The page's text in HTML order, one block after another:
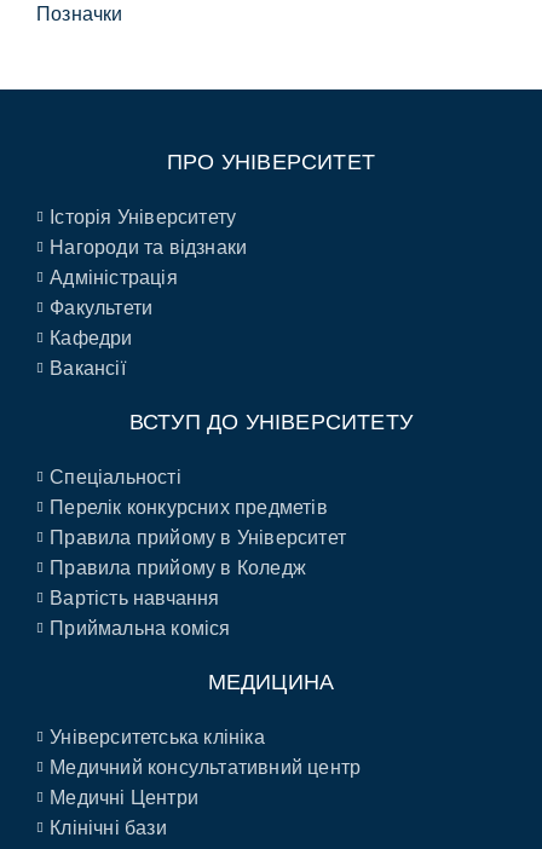
Позначки
ПРО УНІВЕРСИТЕТ
Історія Університету
Нагороди та відзнаки
Адміністрація
Факультети
Кафедри
Вакансії
ВСТУП ДО УНІВЕРСИТЕТУ
Спеціальності
Перелік конкурсних предметів
Правила прийому в Університет
Правила прийому в Коледж
Вартість навчання
Приймальна коміся
МЕДИЦИНА
Університетська клініка
Медичний консультативний центр
Медичні Центри
Клінічні бази